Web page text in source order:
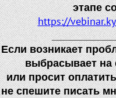
этапе
https://
Если возникает
выбрасывает на
или просит
не спешите писать